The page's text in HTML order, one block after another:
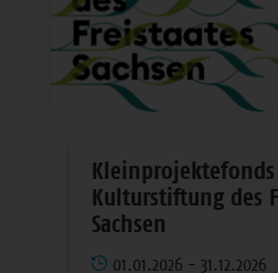
Kulturstiftung des
Sachsen
01.01.2026 - 31.12.2026